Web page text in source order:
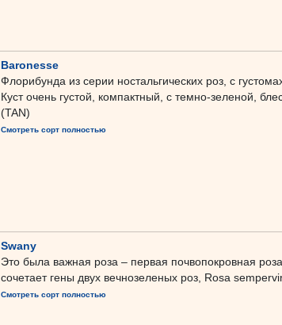
Baronesse
Флорибунда из серии ностальгических роз, с
Куст очень густой, компактный, с темно-зеленой,
(TAN)
Смотреть сорт полностью
Swany
Это была важная роза – первая почвопокровная
сочетает гены двух вечнозеленых роз, Rosa
Смотреть сорт полностью